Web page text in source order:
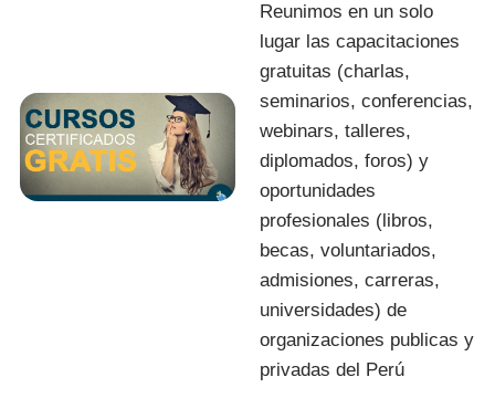
Reunimos en un solo
lugar las capacitaciones
gratuitas (charlas,
seminarios, conferencias,
webinars, talleres,
diplomados, foros) y
oportunidades
profesionales (libros,
becas, voluntariados,
admisiones, carreras,
universidades) de
organizaciones publicas y
privadas del Perú